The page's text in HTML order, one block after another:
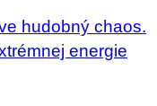
hudobný chaos.
energie